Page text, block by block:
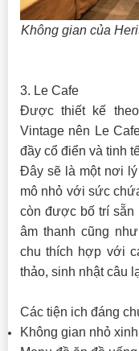
Không gian của
3. Le Cafe
Được thiết kế
Vintage nên Le
đầy cổ điển và tinh
Đây sẽ là một nơi
mô nhỏ với sức
còn được bố trí sẵn
âm thanh cũng
chu thích hợp với
thảo, sinh nhật câu
Các tiện ich đáng
Không gian nhỏ